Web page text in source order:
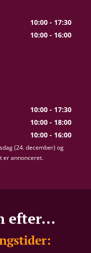
10:00 - 17:30
10:00 - 16:00
10:00 - 17:30
10:00 - 18:00
10:00 - 16:00
(24. december) og
er annonceret.
efter...